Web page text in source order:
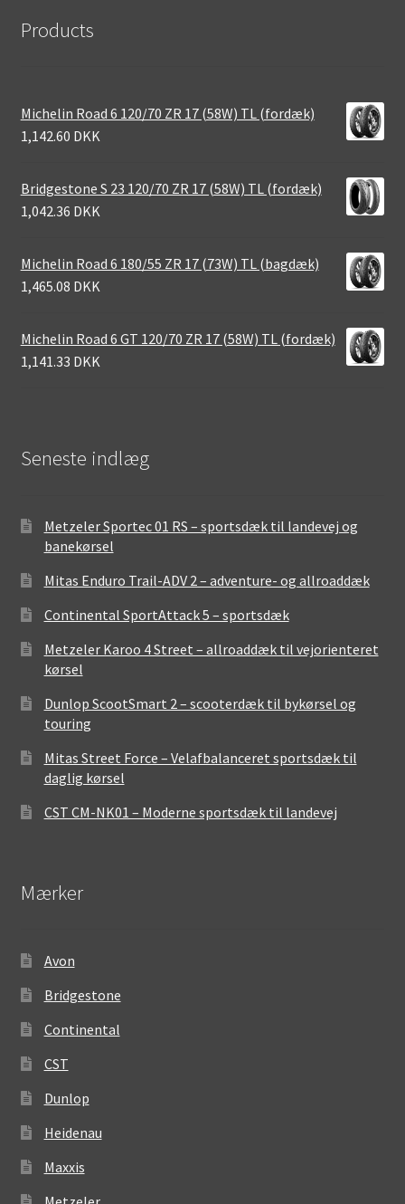
Products
Michelin Road 6 120/70 ZR 17 (58W) TL (fordæk)
1,142.60 DKK
Bridgestone S 23 120/70 ZR 17 (58W) TL (fordæk)
1,042.36 DKK
Michelin Road 6 180/55 ZR 17 (73W) TL (bagdæk)
1,465.08 DKK
Michelin Road 6 GT 120/70 ZR 17 (58W) TL (fordæk)
1,141.33 DKK
Seneste indlæg
Metzeler Sportec 01 RS – sportsdæk til landevej og
banekørsel
Mitas Enduro Trail-ADV 2 – adventure- og allroaddæk
Continental SportAttack 5 – sportsdæk
Metzeler Karoo 4 Street – allroaddæk til vejorienteret
kørsel
Dunlop ScootSmart 2 – scooterdæk til bykørsel og
touring
Mitas Street Force – Velafbalanceret sportsdæk til
daglig kørsel
CST CM-NK01 – Moderne sportsdæk til landevej
Mærker
Avon
Bridgestone
Continental
CST
Dunlop
Heidenau
Maxxis